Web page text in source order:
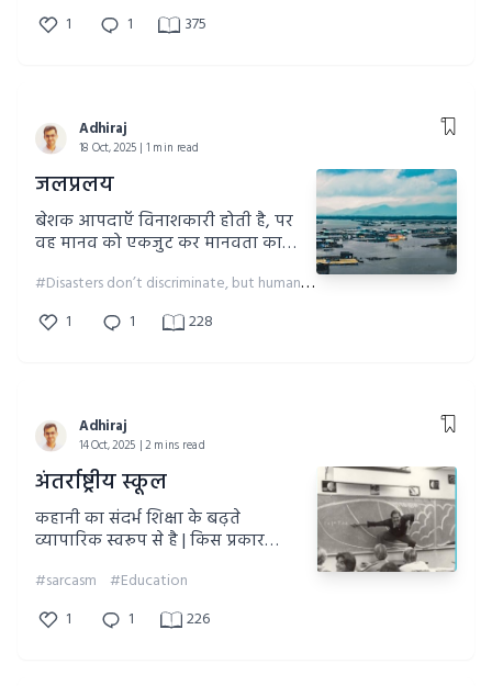
1
1 375
Adhiraj
18 Oct, 2025 | 1 min read
जलप्रलय
बेशक आपदाएँ विनाशकारी होती है, पर
वह मानव को एकजुट कर मानवता का
#Disasters don’t discriminate, but humanity unites!
1 1 228
Adhiraj
14 Oct, 2025 | 2 mins read
अंतर्राष्ट्रीय स्कूल
कहानी का संदर्भ शिक्षा के बढ़ते
व्यापारिक स्वरूप से है | किस प्रकार
विद्यालयों की गुणवत्ता गिरती जा रही है,
इस समस्या का जिक्र कहानी में व्यंगात्मक
रूप में प्रस्तुत किया गया है |
#sarcasm #Education
1
1 226